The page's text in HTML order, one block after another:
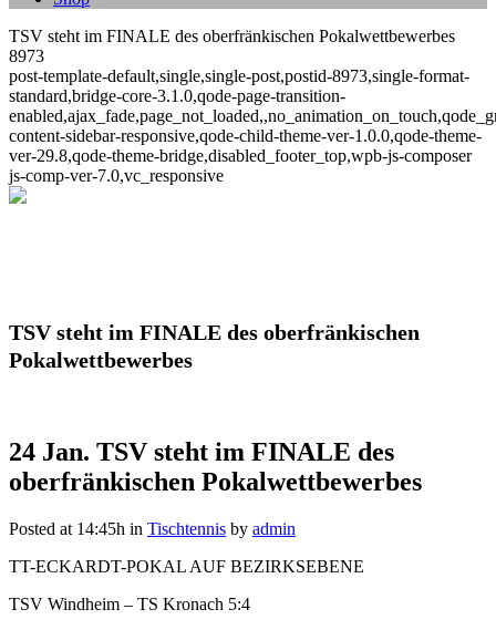
TSV steht im FINALE des oberfränkischen Pokalwettbewerbes
8973
post-template-default,single,single-post,postid-8973,single-format-
standard,bridge-core-3.1.0,qode-page-transition-
content-sidebar-responsive,qode-child-theme-ver-1.0.0,qode-theme-
ver-29.8,qode-theme-bridge,disabled_footer_top,wpb-js-composer
js-comp-ver-7.0,vc_responsive
TSV steht im FINALE des oberfränkischen
Pokalwettbewerbes
24 Jan. TSV steht im FINALE des
oberfränkischen Pokalwettbewerbes
Posted at 14:45h in Tischtennis by admin
TT-ECKARDT-POKAL AUF BEZIRKSEBENE
TSV Windheim – TS Kronach 5:4